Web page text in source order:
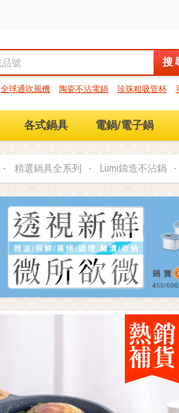
搜
全球通吹風機 陶瓷不沾電鍋 珍珠粗吸管杯
各式鍋具 電鍋/電子鍋
精選鍋具全系列 Lumi鑄造不沾鍋
搜 尋